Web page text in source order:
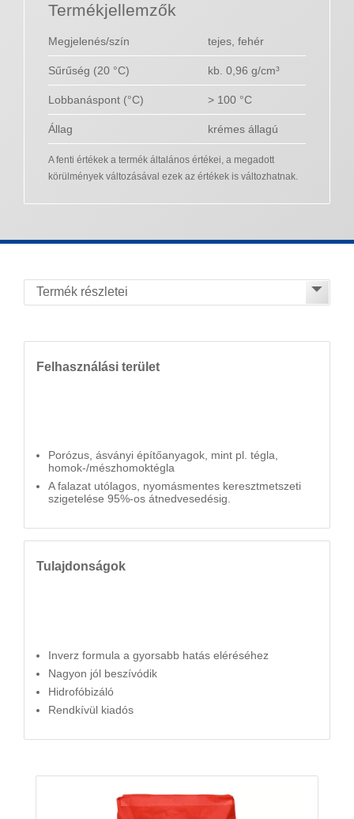
Termékjellemzők
Megjelenés/szín tejes, fehér
Sűrűség (20 °C) kb. 0,96 g/cm³
Lobbanáspont (°C) > 100 °C
Állag krémes állagú
A fenti értékek a termék általános értékei, a megadott
körülmények változásával ezek az értékek is változhatnak.
Felhasználási terület
Porózus, ásványi építőanyagok, mint pl. tégla,
homok-/mészhomoktégla
A falazat utólagos, nyomásmentes keresztmetszeti
szigetelése 95%-os átnedvesedésig.
Tulajdonságok
Inverz formula a gyorsabb hatás eléréséhez
Nagyon jól beszívódik
Hidrofóbizáló
Rendkívül kiadós